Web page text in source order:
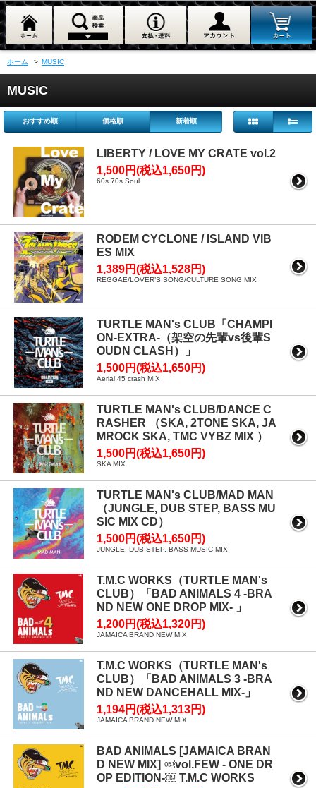
ホーム > MUSIC
MUSIC
おすすめ順 価格順 新着順
LIBERTY / LOVE MY CRATE vol.2
1,500円(税込1,650円)
60s 70s Soul
RODEM CYCLONE / ISLAND VIB
ES MIX
1,389円(税込1,528円)
REGGAE/LOVER’S SONG/CULTURE SONG MIX
TURTLE MAN's CLUB「CHAMPI
ON-EXTRA-（架空の先輩vs後輩S
OUDN CLASH）」
1,500円(税込1,650円)
Aerial 45 crash MIX
TURTLE MAN's CLUB/DANCE C
RASHER （SKA, 2TONE SKA, JA
MROCK SKA, TMC VYBZ MIX ）
1,500円(税込1,650円)
SKA MIX
TURTLE MAN's CLUB/MAD MAN
（JUNGLE, DUB STEP, BASS MU
SIC MIX CD）
1,500円(税込1,650円)
JUNGLE, DUB STEP, BASS MUSIC MIX
T.M.C WORKS（TURTLE MAN's
CLUB）「BAD ANIMALS 4 -BRA
ND NEW ONE DROP MIX- 」
1,200円(税込1,320円)
JAMAICA BRAND NEW MIX
T.M.C WORKS（TURTLE MAN's
CLUB）「BAD ANIMALS 3 -BRA
ND NEW DANCEHALL MIX-」
1,194円(税込1,313円)
JAMAICA BRAND NEW MIX
BAD ANIMALS [JAMAICA BRAN
D NEW MIX] ￼vol.FEW - ONE DR
OP EDITION-￼ T.M.C WORKS